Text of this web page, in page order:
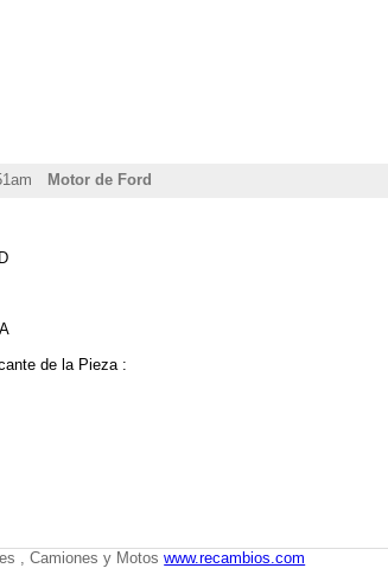
Motor de Ford
de la Pieza :
, Camiones y Motoswww.recambios.com